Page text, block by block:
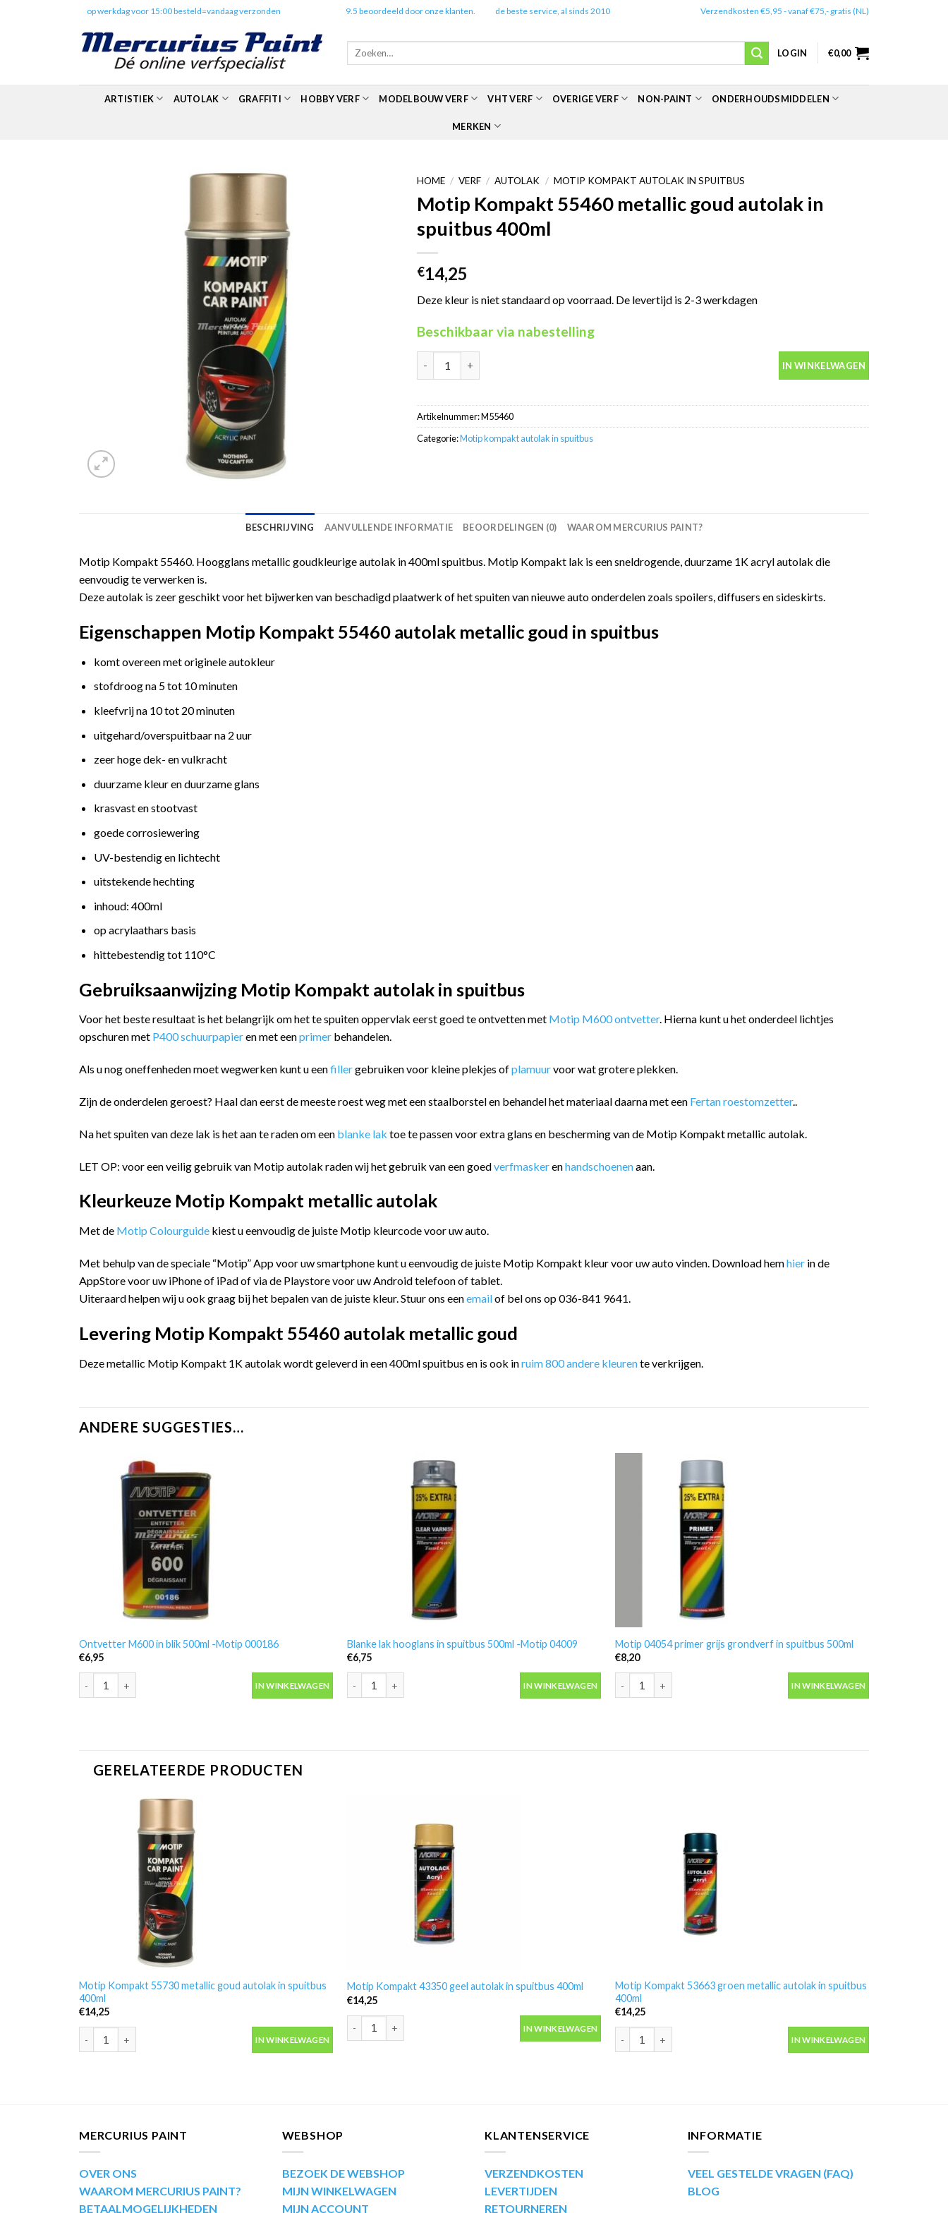
op werkdag voor 15:00 besteld=vandaag verzonden 9.5 beoordeeld door onze klanten. de beste service, al sinds 2010 Verzendkosten €5,95 - vanaf €75,- gratis (NL)
Zoeken
LOGIN €0,00
ARTISTIEK AUTOLAK GRAFFITI HOBBY VERF MODELBOUW VERF VHT VERF OVERIGE VERF NON-PAINT ONDERHOUDSMIDDELEN
MERKEN
HOME / VERF / AUTOLAK / MOTIP KOMPAKT AUTOLAK IN SPUITBUS
Motip Kompakt 55460 metallic goud autolak in
spuitbus 400ml
€14,25
Deze kleur is niet standaard op voorraad. De levertijd is 2-3 werkdagen
Beschikbaar via nabestelling
IN WINKELWAGEN
Artikelnummer:M55460
Categorie:Motip kompakt autolak in spuitbus
BESCHRIJVING AANVULLENDE INFORMATIE BEOORDELINGEN (0) WAAROM MERCURIUS PAINT?
Motip Kompakt 55460. Hoogglans metallic goudkleurige autolak in 400ml spuitbus. Motip Kompakt lak is een sneldrogende, duurzame 1K acryl autolak die
eenvoudig te verwerken is.
Deze autolak is zeer geschikt voor het bijwerken van beschadigd plaatwerk of het spuiten van nieuwe auto onderdelen zoals spoilers, diffusers en sideskirts.
Eigenschappen Motip Kompakt 55460 autolak metallic goud in spuitbus
komt overeen met originele autokleur
stofdroog na 5 tot 10 minuten
kleefvrij na 10 tot 20 minuten
uitgehard/overspuitbaar na 2 uur
zeer hoge dek- en vulkracht
duurzame kleur en duurzame glans
krasvast en stootvast
goede corrosiewering
UV-bestendig en lichtecht
uitstekende hechting
inhoud: 400ml
op acrylaathars basis
hittebestendig tot 110°C
Gebruiksaanwijzing Motip Kompakt autolak in spuitbus
Voor het beste resultaat is het belangrijk om het te spuiten oppervlak eerst goed te ontvetten met Motip M600 ontvetter. Hierna kunt u het onderdeel lichtjes
opschuren met P400 schuurpapieren met eenprimer behandelen.
Als u nog oneffenheden moet wegwerken kunt u eenfillergebruiken voor kleine plekjes ofplamuurvoor wat grotere plekken.
Zijn de onderdelen geroest? Haal dan eerst de meeste roest weg met een staalborstel en behandel het materiaal daarna met een Fertan roestomzetter..
Na het spuiten van deze lak is het aan te raden om een blanke lak toe te passen voor extra glans en bescherming van de Motip Kompakt metallic autolak.
LET OP: voor een veilig gebruik van Motip autolak raden wij het gebruik van een goedverfmaskerenhandschoenenaan.
Kleurkeuze Motip Kompakt metallic autolak
Met de Motip Colourguide kiest u eenvoudig de juiste Motip kleurcode voor uw auto.
Met behulp van de speciale “Motip” App voor uw smartphone kunt u eenvoudig de juiste Motip Kompakt kleur voor uw auto vinden. Download hemhier in de
AppStore voor uw iPhone of iPad of via de Playstore voor uw Android telefoon of tablet.
Uiteraard helpen wij u ook graag bij het bepalen van de juiste kleur. Stuur ons eenemailof bel ons op 036-841 9641.
Levering Motip Kompakt 55460 autolak metallic goud
Deze metallic Motip Kompakt 1K autolak wordt geleverd in een 400ml spuitbus en is ook inruim 800 andere kleurente verkrijgen.
ANDERE SUGGESTIES…
Ontvetter M600 in blik 500ml -Motip 000186
€6,95
Ontvetter M600 in blik 500ml -Motip 000186 aantal
IN WINKELWAGEN
Blanke lak hooglans in spuitbus 500ml -Motip 04009
€6,75
Blanke lak hooglans in spuitbus 500ml -Motip 04009 aantal
IN WINKELWAGEN
Motip 04054 primer grijs grondverf in spuitbus 500ml
€8,20
Motip 04054 primer grijs grondverf in spuitbus 500ml aantal
IN WINKELWAGEN
GERELATEERDE PRODUCTEN
Motip Kompakt 55730 metallic goud autolak in spuitbus
400ml
€14,25
Motip Kompakt 55730 metallic goud autolak in spuitbus 400ml aantal
IN WINKELWAGEN
Motip Kompakt 43350 geel autolak in spuitbus 400ml
€14,25
Motip Kompakt 43350 geel autolak in spuitbus 400ml aantal
IN WINKELWAGEN
Motip Kompakt 53663 groen metallic autolak in spuitbus
400ml
€14,25
Motip Kompakt 53663 groen metallic autolak in spuitbus 400ml aantal
IN WINKELWAGEN
MERCURIUS PAINT
OVER ONS
WAAROM MERCURIUS PAINT?
BETAALMOGELIJKHEDEN
WEBSHOP
BEZOEK DE WEBSHOP
MIJN WINKELWAGEN
MIJN ACCOUNT
KLANTENSERVICE
VERZENDKOSTEN
LEVERTIJDEN
RETOURNEREN
INFORMATIE
VEEL GESTELDE VRAGEN (FAQ)
BLOG